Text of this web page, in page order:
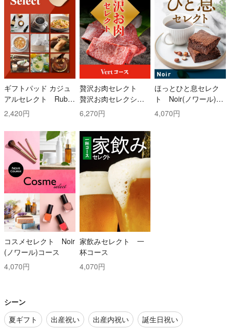
ギフトパッド カジュ
アルセレクト Ruby
(ルビー)コース
2,420円
贅沢お肉セレクト
贅沢お肉セレクショ
ン 5000円コース
6,270円
ほっとひと息セレク
ト Noir(ノワール)コ
ース
4,070円
コスメセレクト Noir
(ノワール)コース
4,070円
家飲みセレクト 一
杯コース
4,070円
シーン
夏ギフト
出産祝い 出産内祝い
誕生日祝い